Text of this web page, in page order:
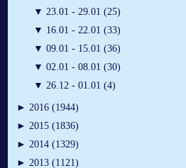
▼ 23.01 - 29.01 (25)
▼ 16.01 - 22.01 (33)
▼ 09.01 - 15.01 (36)
▼ 02.01 - 08.01 (30)
▼ 26.12 - 01.01 (4)
► 2016 (1944)
► 2015 (1836)
► 2014 (1329)
► 2013 (1121)